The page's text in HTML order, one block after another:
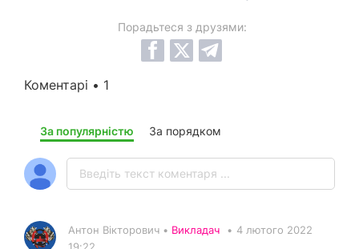
Порадьтеся з друзями:
Коментарі • 1
За популярністю За порядком
Антон Вікторович • Викладач • 4 лютого 2022